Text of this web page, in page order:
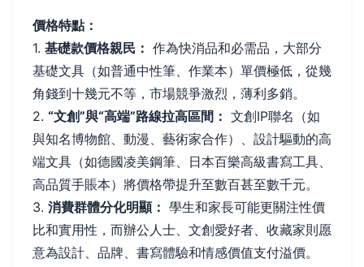
價格特點：
1. 基礎款價格親民： 作為快消品和必需品，大部分
基礎文具（如普通中性筆、作業本）單價極低，從幾
角錢到十幾元不等，市場競爭激烈，薄利多銷。
2. “文創”與“高端”路線拉高區間： 文創IP聯名（如
與知名博物館、動漫、藝術家合作）、設計驅動的高
端文具（如德國凌美鋼筆、日本百樂高級書寫工具、
高品質手賬本）將價格帶提升至數百甚至數千元。
3. 消費群體分化明顯： 學生和家長可能更關注性價
比和實用性，而辦公人士、文創愛好者、收藏家則愿
意為設計、品牌、書寫體驗和情感價值支付溢價。